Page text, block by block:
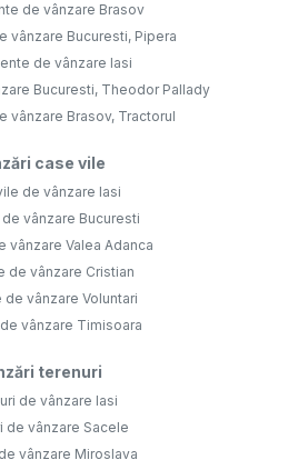
de vânzare Brasov
vânzare Bucuresti, Pipera
de vânzare Iasi
Bucuresti, Theodor Pallady
vânzare Brasov, Tractorul
case vile
de vânzare Iasi
vânzare Bucuresti
vânzare Valea Adanca
de vânzare Cristian
de vânzare Voluntari
vânzare Timisoara
terenuri
de vânzare Iasi
de vânzare Sacele
vânzare Miroslava